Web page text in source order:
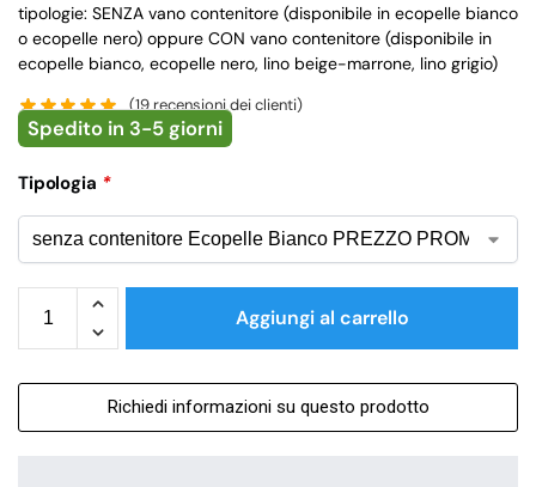
tipologie: SENZA vano contenitore (disponibile in ecopelle bianco
o ecopelle nero) oppure CON vano contenitore (disponibile in
ecopelle bianco, ecopelle nero, lino beige-marrone, lino grigio)
(19recensioni dei clienti)
Spedito in 3-5 giorni
Tipologia *
Aggiungi al carrello
Richiedi informazioni su questo prodotto